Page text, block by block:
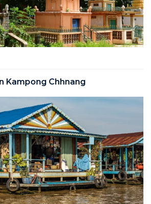
Kampong Chhnang